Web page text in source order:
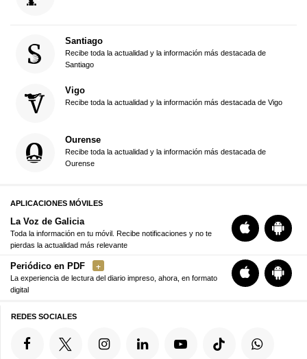
Santiago
Recibe toda la actualidad y la información más destacada de
Santiago
Vigo
Recibe toda la actualidad y la información más destacada de Vigo
Ourense
Recibe toda la actualidad y la información más destacada de
Ourense
APLICACIONES MÓVILES
La Voz de Galicia
Toda la información en tu móvil. Recibe notificaciones y no te
pierdas la actualidad más relevante
Periódico en PDF
La experiencia de lectura del diario impreso, ahora, en formato
digital
REDES SOCIALES